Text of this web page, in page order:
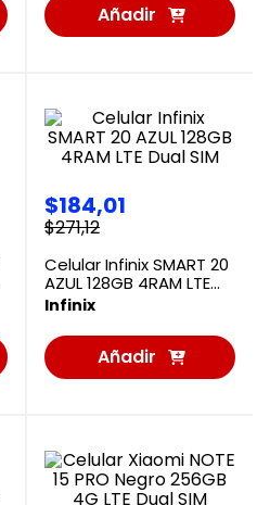
Añadir
al
$184,01
$271,12
Celular Infinix SMART 20
AZUL 128GB 4RAM LTE
Dual SIM
Infinix
Añadir
al